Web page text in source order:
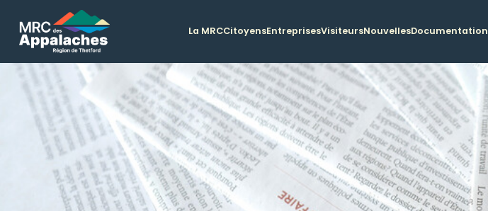
La MRCCitoyensEntreprisesVisiteursNouvellesDocumentation